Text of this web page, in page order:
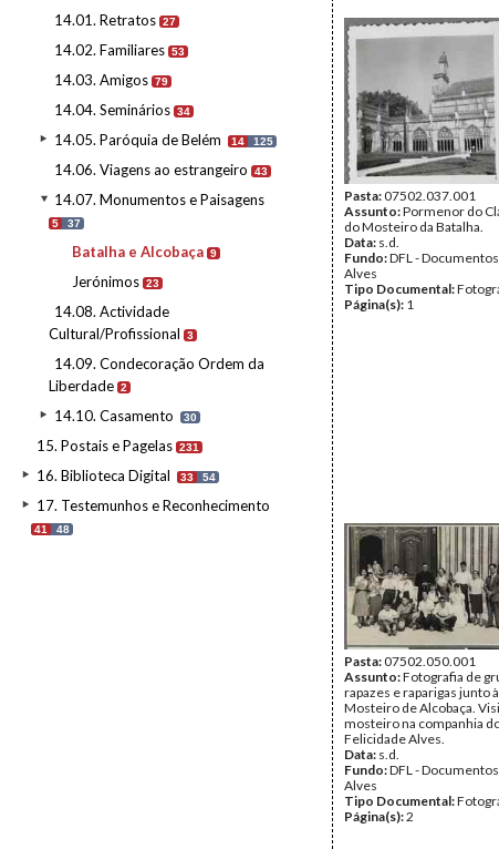
14.01. Retratos 27
14.02. Familiares 53
14.03. Amigos 79
14.04. Seminários 34
14.05. Paróquia de Belém 14 125
14.06. Viagens ao estrangeiro 43
14.07. Monumentos e Paisagens
5 37
Batalha e Alcobaça 9
Jerónimos 23
14.08. Actividade
Cultural/Profissional
3
14.09. Condecoração Ordem da
Liberdade 2
14.10. Casamento 30
15. Postais e Pagelas 231
16. Biblioteca Digital 33 54
17. Testemunhos e Reconhecimento
41 48
Pasta:07502.037.001
Assunto:Pormenor do
do Mosteiro da Batalha.
Data: s.d.
Fundo:DFL -
Alves
Tipo Documental:
Página(s): 1
Pasta:07502.050.001
Assunto:Fotografia de
rapazes e raparigas junto
Mosteiro de Alcobaça.
mosteiro na companhia
Felicidade Alves.
Data: s.d.
Fundo:DFL -
Alves
Tipo Documental:
Página(s):2